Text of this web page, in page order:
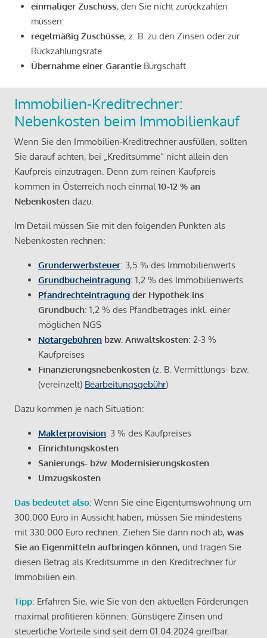
einmaliger Zuschuss, den Sie nicht zurückzahlen
müssen
regelmäßig Zuschüsse, z. B. zu den Zinsen oder zur
Rückzahlungsrate
Übernahme einer Garantie Bürgschaft
Immobilien-Kreditrechner:
Nebenkosten beim Immobilienkauf
Wenn Sie den Immobilien-Kreditrechner ausfüllen, sollten
Sie darauf achten, bei „Kreditsumme“ nicht allein den
Kaufpreis einzutragen. Denn zum reinen Kaufpreis
kommen in Österreich noch einmal10-12 % an
Nebenkosten dazu.
Im Detail müssen Sie mit den folgenden Punkten als
Nebenkosten rechnen:
Grunderwerbsteuer: 3,5 % des Immobilienwerts
Grundbucheintragung: 1,2 % des Immobilienwerts
Pfandrechteintragung der Hypothek ins
Grundbuch: 1,2 % des Pfandbetrages inkl. einer
möglichen NGS
Notargebühren bzw. Anwaltskosten: 2-3 %
Kaufpreises
Finanzierungsnebenkosten (z. B. Vermittlungs- bzw.
(vereinzelt) Bearbeitungsgebühr)
Dazu kommen je nach Situation:
Maklerprovision: 3 % des Kaufpreises
Einrichtungskosten
Sanierungs- bzw. Modernisierungskosten
Umzugskosten
Das bedeutet also: Wenn Sie eine Eigentumswohnung um
300.000 Euro in Aussicht haben, müssen Sie mindestens
mit 330.000 Euro rechnen. Ziehen Sie dann noch ab, was
Sie an Eigenmitteln aufbringen können, und tragen Sie
diesen Betrag als Kreditsumme in den Kreditrechner für
Immobilien ein.
Tipp: Erfahren Sie, wie Sie von den aktuellen Förderungen
maximal profitieren können: Günstigere Zinsen und
steuerliche Vorteile sind seit dem 01.04.2024 greifbar.